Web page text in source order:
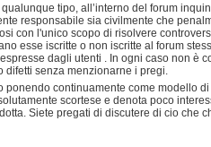
tipo, all’interno del forum
responsabile sia civilmente che
con l'unico scopo di risolvere
esse iscritte o non iscritte al forum
dagli utenti . In ogni caso non è
senza menzionarne i pregi.
continuamente come modello
scortese e denota poco
Siete pregati di discutere di cio che